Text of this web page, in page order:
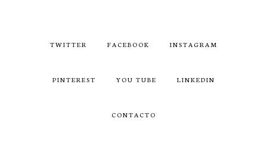
TWITTER FACEBOOK INSTAGRAM
PINTEREST YOU TUBE LINKEDIN
CONTACTO